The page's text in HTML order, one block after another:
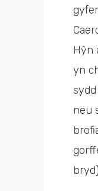
Hŷn
yn
neu